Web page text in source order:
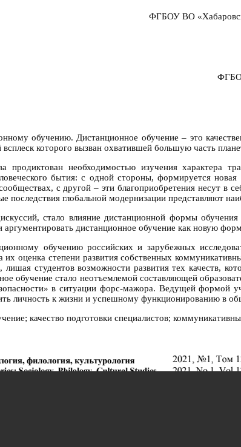
ФГБОУ ВО
обучению. Дистанционное обучение – это
которого вызван охватившей большую часть
продиктован необходимостью изучения характера
бытия: с одной стороны, формируется
с другой – эти благоприобретения несут в
глобальной модернизации представляют
стало влияние дистанционной формы обучения
дистанционное обучение как новую
обучению российских и зарубежных
оценка степени развития собственных
студентов возможности развития тех качеств,
обучение стало неотъемлемой составляющей
в ситуации форс-мажора. Ведущей формой
личность к жизни и успешному функционированию в
качество подготовки специалистов;